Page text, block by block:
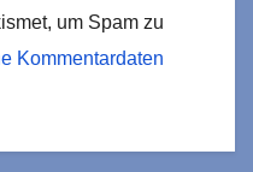
um Spam zu
Kommentardaten